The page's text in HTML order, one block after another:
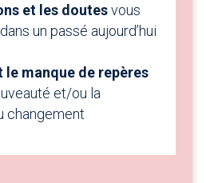
et les doutesvous
un passé aujourd’hui
le manque de repères
et/ou la
changement